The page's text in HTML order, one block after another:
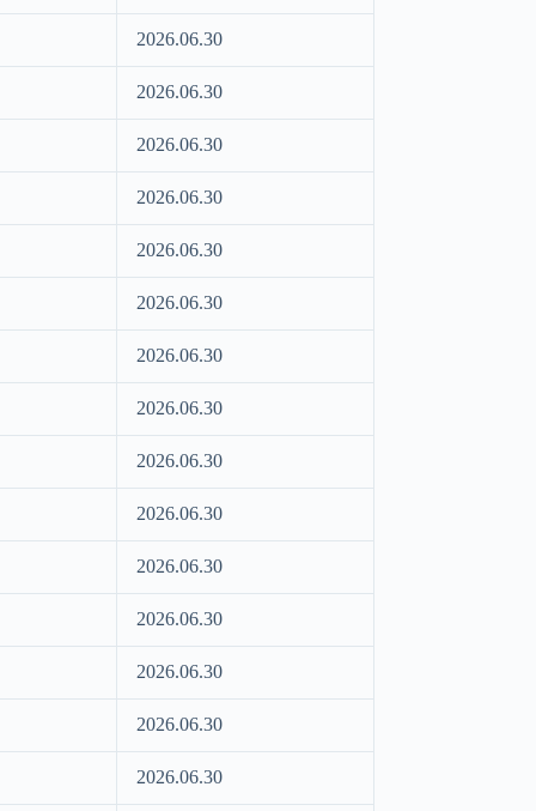
2026.06.30
2026.06.30
2026.06.30
2026.06.30
2026.06.30
2026.06.30
2026.06.30
2026.06.30
2026.06.30
2026.06.30
2026.06.30
2026.06.30
2026.06.30
2026.06.30
2026.06.30